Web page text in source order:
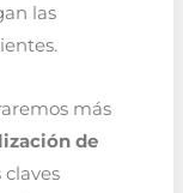
las
más
de